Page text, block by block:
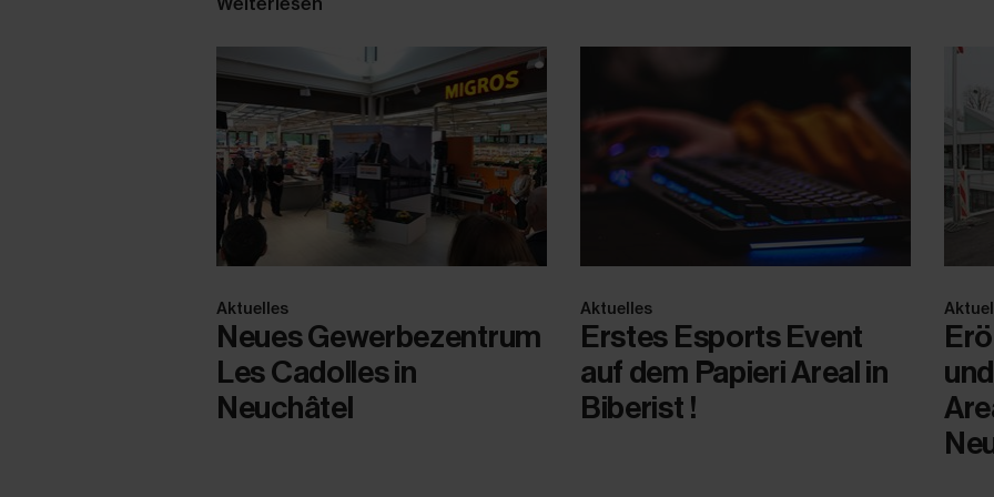
Aktuelles
Neues Gewerbezentrum
Les Cadolles in
Neuchâtel
Aktuelles
Erstes Esports Event
auf dem Papieri Areal in
Biberist !